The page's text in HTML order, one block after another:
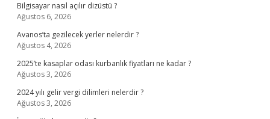
Bilgisayar nasıl açılır dizüstü ?
Ağustos 6, 2026
Avanos’ta gezilecek yerler nelerdir ?
Ağustos 4, 2026
2025’te kasaplar odası kurbanlık fiyatları ne kadar ?
Ağustos 3, 2026
2024 yılı gelir vergi dilimleri nelerdir ?
Ağustos 3, 2026